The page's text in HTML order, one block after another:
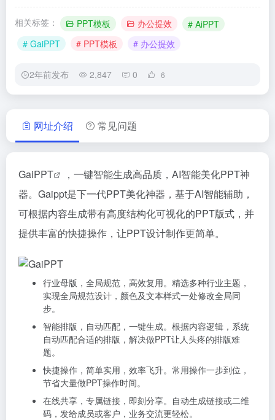
相关标签： PPT模板 办公提效
# AiPPT
# GaiPPT
# PPT模板 # 办公提效
2年前发布 2,847 0 6
网址介绍 常见问题
GaiPPT
，一键智能生成高品质，AI智能美化PPT神
器。Gaippt是下一代PPT美化神器，基于AI智能辅助，
可根据内容生成带有高度结构化可视化的PPT版式，并
提供丰富的快捷操作，让PPT设计制作更简单。
行业母版，全局规范，高效复用。精选多种行业主题，
实现全局规范设计，颜色及文本样式一处修改全局同
步。
智能排版，自动匹配，一键生成。根据内容逻辑，系统
自动匹配合适的排版，解决做PPT让人头疼的排版难
题。
快捷操作，简单实用，效率飞升。常用操作一步到位，
节省大量做PPT操作时间。
在线共享，专属链接，即刻分享。自动生成链接或二维
码，发给成员或客户，业务交流更轻松。